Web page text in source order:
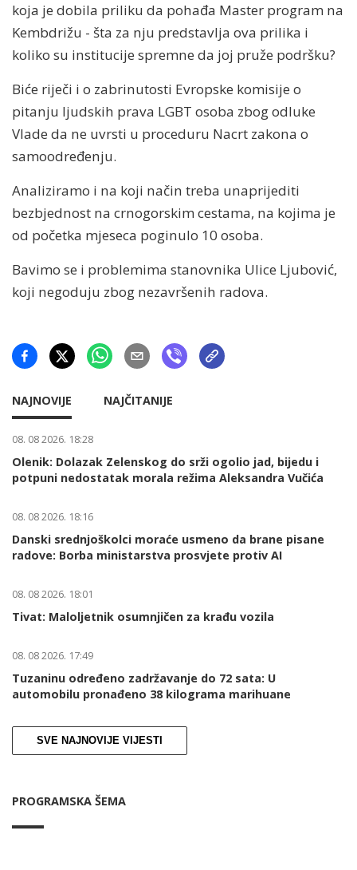
koja je dobila priliku da pohađa Master program na
Kembdrižu - šta za nju predstavlja ova prilika i
koliko su institucije spremne da joj pruže podršku?
Biće riječi i o zabrinutosti Evropske komisije o
pitanju ljudskih prava LGBT osoba zbog odluke
Vlade da ne uvrsti u proceduru Nacrt zakona o
samoodređenju.
Analiziramo i na koji način treba unaprijediti
bezbjednost na crnogorskim cestama, na kojima je
od početka mjeseca poginulo 10 osoba.
Bavimo se i problemima stanovnika Ulice Ljubović,
koji negoduju zbog nezavršenih radova.
NAJNOVIJE NAJČITANIJE
08. 08 2026. 18:28
Olenik: Dolazak Zelenskog do srži ogolio jad, bijedu i
potpuni nedostatak morala režima Aleksandra Vučića
08. 08 2026. 18:16
Danski srednjoškolci moraće usmeno da brane pisane
radove: Borba ministarstva prosvjete protiv AI
08. 08 2026. 18:01
Tivat: Maloljetnik osumnjičen za krađu vozila
08. 08 2026. 17:49
Tuzaninu određeno zadržavanje do 72 sata: U
automobilu pronađeno 38 kilograma marihuane
SVE NAJNOVIJE VIJESTI
PROGRAMSKA ŠEMA